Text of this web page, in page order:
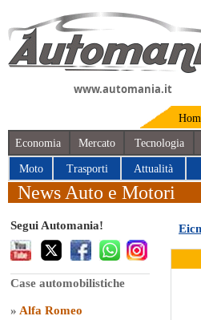
www.automania.it
Economia Mercato Tecnologia
Moto Trasporti Attualità
News Auto e Motori
Segui Automania!
Case automobilistiche
» Alfa Romeo